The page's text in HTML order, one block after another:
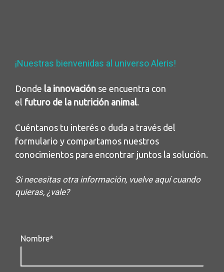
¡Nuestras bienvenidas al universo Aleris!
Donde la innovación se encuentra con
el futuro de la nutrición animal.
Cuéntanos tu interés o duda a través del
formulario y compartamos nuestros
conocimientos para encontrar juntos la solución.
Si necesitas otra información, vuelve aquí cuando
quieras, ¿vale?
Nombre*